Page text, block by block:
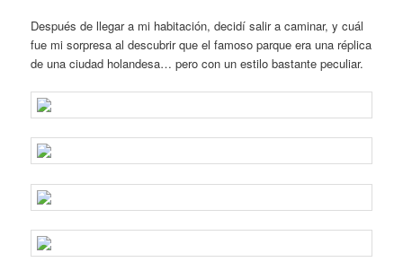
Después de llegar a mi habitación, decidí salir a caminar, y cuál
fue mi sorpresa al descubrir que el famoso parque era una réplica
de una ciudad holandesa… pero con un estilo bastante peculiar.